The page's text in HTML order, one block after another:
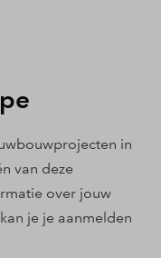
in
van deze
over jouw
je je aanmelden